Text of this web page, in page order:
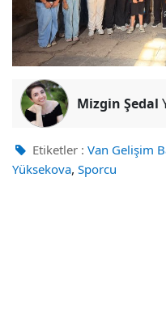
Mizgin Şedal
Etiketler : Van Gelişim
Yüksekova, Sporcu